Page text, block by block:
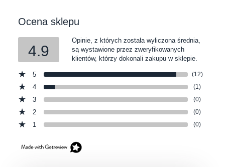
Ocena sklepu
4.9
Opinie, z których została wyliczona średnia,
są wystawione przez zweryfikowanych
klientów, którzy dokonali zakupu w sklepie.
5 (12)
4 (1)
3 (0)
2 (0)
1 (0)